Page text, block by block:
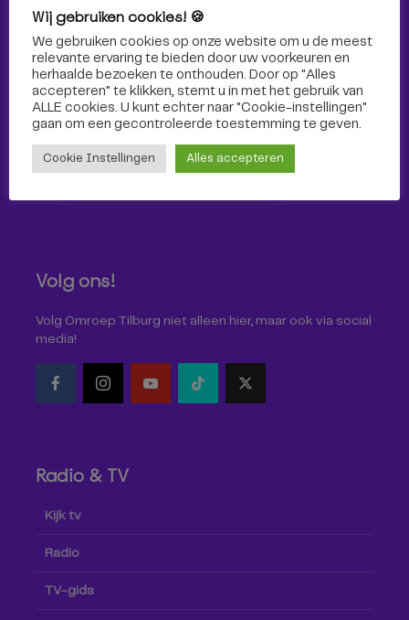
Sport
Volg ons!
Volg Omroep Tilburg niet alleen hier, maar ook via social
media!
Radio & TV
Kijk tv
Radio
TV-gids
Wij gebruiken cookies! 🍪
We gebruiken cookies op onze website om u de meest
relevante ervaring te bieden door uw voorkeuren en
herhaalde bezoeken te onthouden. Door op "Alles
accepteren" te klikken, stemt u in met het gebruik van
ALLE cookies. U kunt echter naar "Cookie-instellingen"
gaan om een ​​gecontroleerde toestemming te geven.
Cookie Instellingen Alles accepteren